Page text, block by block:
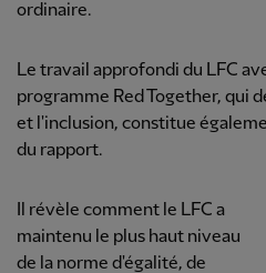
ordinaire.
Le travail approfondi du LFC
programme Red Together, qui
et l'inclusion, constitue
du rapport.
Il révèle comment le LFC a
maintenu le plus haut niveau
de la norme d'égalité, de